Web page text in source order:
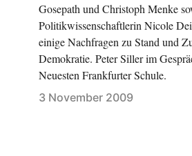
Gosepath und Christoph Menke
Politikwissenschaftlerin Nicole
einige Nachfragen zu Stand und
Demokratie. Peter Siller im
Neuesten Frankfurter Schule.
3 November 2009